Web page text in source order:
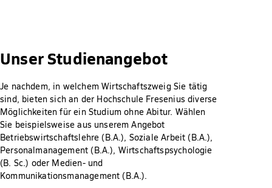
Unser Studienangebot
Je nachdem, in welchem Wirtschaftszweig Sie tätig
sind, bieten sich an der Hochschule Fresenius diverse
Möglichkeiten für ein Studium ohne Abitur. Wählen
Sie beispielsweise aus unserem Angebot
Betriebswirtschaftslehre (B.A.), Soziale Arbeit (B.A.),
Personalmanagement (B.A.), Wirtschaftspsychologie
(B. Sc.) oder Medien- und
Kommunikationsmanagement (B.A.).